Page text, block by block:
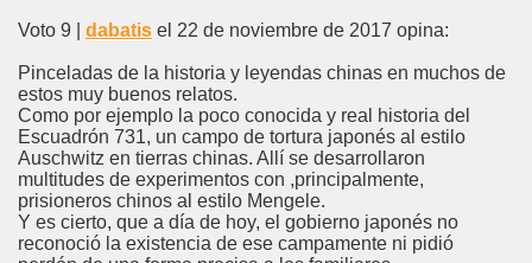
Voto 9 | dabatis el 22 de noviembre de 2017 opina:
Pinceladas de la historia y leyendas chinas en muchos de
estos muy buenos relatos.
Como por ejemplo la poco conocida y real historia del
Escuadrón 731, un campo de tortura japonés al estilo
Auschwitz en tierras chinas. Allí se desarrollaron
multitudes de experimentos con ,principalmente,
prisioneros chinos al estilo Mengele.
Y es cierto, que a día de hoy, el gobierno japonés no
reconoció la existencia de ese campamente ni pidió